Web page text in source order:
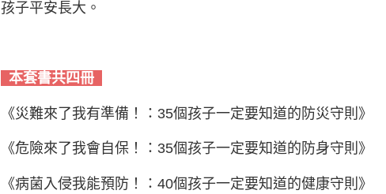
孩子平安長大。
本套書共四冊
《災難來了我有準備！：35個孩子一定要知道的防災守則》
《危險來了我會自保！：35個孩子一定要知道的防身守則》
《病菌入侵我能預防！：40個孩子一定要知道的健康守則》